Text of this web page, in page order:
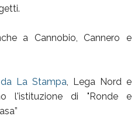
a Cannobio, Cannero e
La Stampa, Lega Nord e
l'istituzione di "Ronde e